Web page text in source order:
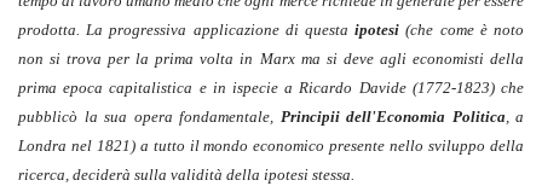
prodotta. La progressiva applicazione di questaipotesi (che come è noto
non si trova per la prima volta in Marx ma si deve agli economisti della
prima epoca capitalistica e in ispecie a Ricardo Davide (1772-1823) che
pubblicò la sua opera fondamentale, Principii dell'Economia Politica, a
Londra nel 1821) a tutto il mondo economico presente nello sviluppo della
ricerca, deciderà sulla validità della ipotesi stessa.